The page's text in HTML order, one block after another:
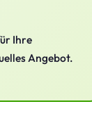
Ihre
Angebot.